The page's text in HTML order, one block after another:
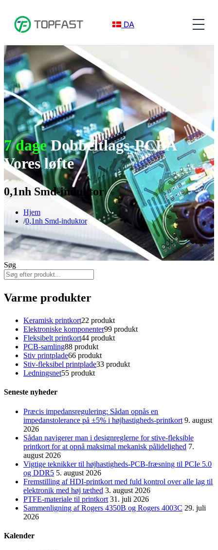
DA
7 dageDobbeltlags-PCBA
Vores løfte
0,1nh Smd-induktor
Hjem
0,1nh Smd-induktor
Søg
Varme produkter
Keramisk printkort22 produkt
Elektroniske komponenter99 produkt
Fleksibelt printkort44 produkt
PCB-samling88 produkt
Stiv printplade66 produkt
Stiv-fleksibel printplade33 produkt
Ledningsnet55 produkt
Seneste nyheder
Præcis impedansregulering: Sådan opnås en
impedanstolerance på ±5% i højhastigheds-printkort 9. august
2026
Sådan navigerer man i designreglerne for stive-fleksible
printkort for at opnå maksimal mekanisk pålidelighed 7.
august 2026
Vigtige teknikker til højhastigheds-PCB-fræsning til PCIe 5.0
og DDR5 5. august 2026
Fremstilling af HDI-printkort med fuld kontrol over alle lag til
elektronik med høj tæthed 3. august 2026
PTFE-materiale til printkort 31. juli 2026
Sammenligning af Rogers 4350B og Rogers 4003C 29. juli
2026
Kalender